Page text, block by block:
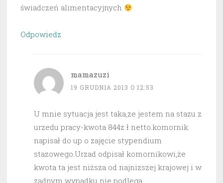
świadczeń alimentacyjnych
Odpowiedz
mamazuzi
19 GRUDNIA 2013 O 12:53
U mnie sytuacja jest taka,ze jestem na stazu z
urzedu pracy-kwota 844z ł netto.komornik
napisał do up o zajęcie stypendium
stazowego.Urzad odpisał komornikowi,że
kwota ta jest niższa od najnizszej krajowej i w
zadnym wypadku nie podlega